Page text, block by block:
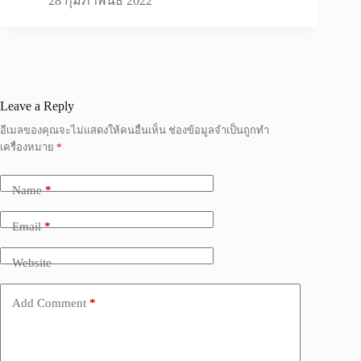
Leave a Reply
อีเมลของคุณจะไม่แสดงให้คนอื่นเห็น ช่องข้อมูลจำเป็นถูกทำ
เครื่องหมาย *
Name*
Email*
Website
Add Comment *